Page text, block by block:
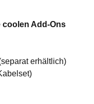
coolen Add-Ons
erhältlich)